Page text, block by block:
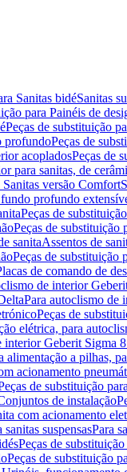
Sanitas bidéSanitas
para Painéis de
Peças de substituição
profundoPeças de
acopladosPeças de
para sanitas, de
Sanitas versão Comfort
profundo
Peças de
Peças de substituição
sanitaAssentos de
Peças de substituição
de comando de
de interior
Para autoclismo de
Peças de
elétrica, para
interior Geberit Sigma
alimentação a pilhas,
acionamento
de substituição
de instalação
com acionamento
suspensasPara
Peças de
Peças de substituição